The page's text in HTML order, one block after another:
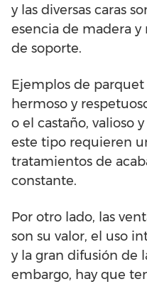
y las diversas caras
esencia de madera
de soporte.
Ejemplos de
hermoso y
o el castaño, valioso
este tipo requieren
tratamientos de
constante.
Por otro lado, las
son su valor, el uso
y la gran difusión de
embargo, hay que